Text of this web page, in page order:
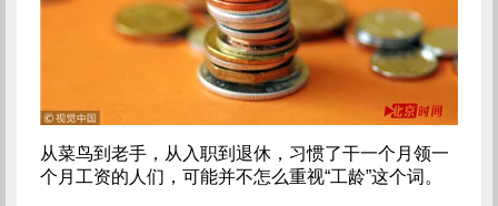
从菜鸟到老手，从入职到退休，习惯了干一个月领一
个月工资的人们，可能并不怎么重视“工龄”这个词。